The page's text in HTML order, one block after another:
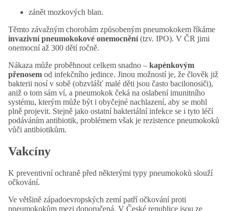
zánět mozkových blan.
Těmto závažným chorobám způsobeným pneumokokem říkáme
invazivní pneumokokové onemocnění(tzv. IPO). V ČR jimi
onemocní až 300 dětí ročně.
Nákaza může proběhnout celkem snadno – kapénkovým
přenosem od infekčního jedince. Jinou možností je, že člověk již
bakterii nosí v sobě (obzvlášť malé děti jsou často bacilonosiči),
aniž o tom sám ví, a pneumokok čeká na oslabení imunitního
systému, kterým může být i obyčejné nachlazení, aby se mohl
plně projevit. Stejně jako ostatní bakteriální infekce se i tyto léčí
podáváním antibiotik, problémem však je rezistence pneumokoků
vůči antibiotikům.
Vakcíny
K preventivní ochraně před některými typy pneumokoků slouží
očkování.
Ve většině západoevropských zemí patří očkování proti
pneumokokům mezi doporučená. V České republice jsou ze